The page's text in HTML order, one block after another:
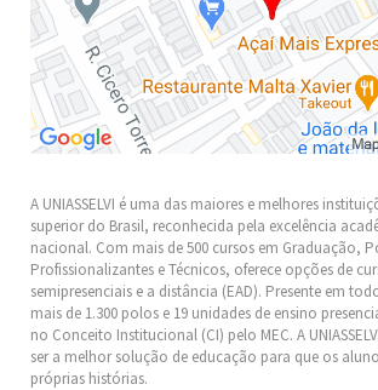
A UNIASSELVI é uma das maiores e melhores
superior do Brasil, reconhecida pela excelência
nacional. Com mais de 500 cursos em Graduação,
Profissionalizantes e Técnicos, oferece opções de
semipresenciais e a distância (EAD). Presente em
mais de 1.300 polos e 19 unidades de ensino
no Conceito Institucional (CI) pelo MEC. A
ser a melhor solução de educação para que os
próprias histórias.